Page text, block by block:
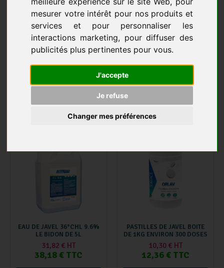
mesurer votre intérêt pour nos produits et
services et pour personnaliser les
interactions marketing, pour diffuser des
publicités plus pertinentes pour vous.
J'accepte
Je refuse
Changer mes préférences
JAVEL 2.6% - 09°CHL -
6,36 € HT
EAU DE JAVEL 2.6% LE
8,26 € HT
EAU DE JAVEL 36°CHL 9.6%
LE BIDON DE 5L
31,82 € HT
38,18 € TTC
PASTILLES DE JAVEL BOITE
DE 1KG ENVIRON 300 DOSES
10,30 € HT
12,36 € TTC